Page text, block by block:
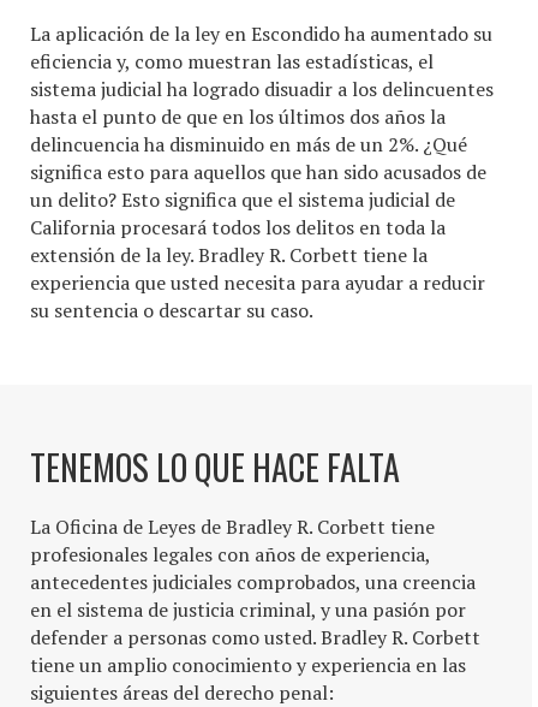
La aplicación de la ley en Escondido ha aumentado su
eficiencia y, como muestran las estadísticas, el
sistema judicial ha logrado disuadir a los delincuentes
hasta el punto de que en los últimos dos años la
delincuencia ha disminuido en más de un 2%. ¿Qué
significa esto para aquellos que han sido acusados de
un delito? Esto significa que el sistema judicial de
California procesará todos los delitos en toda la
extensión de la ley. Bradley R. Corbett tiene la
experiencia que usted necesita para ayudar a reducir
su sentencia o descartar su caso.
TENEMOS LO QUE HACE FALTA
La Oficina de Leyes de Bradley R. Corbett tiene
profesionales legales con años de experiencia,
antecedentes judiciales comprobados, una creencia
en el sistema de justicia criminal, y una pasión por
defender a personas como usted. Bradley R. Corbett
tiene un amplio conocimiento y experiencia en las
siguientes áreas del derecho penal: